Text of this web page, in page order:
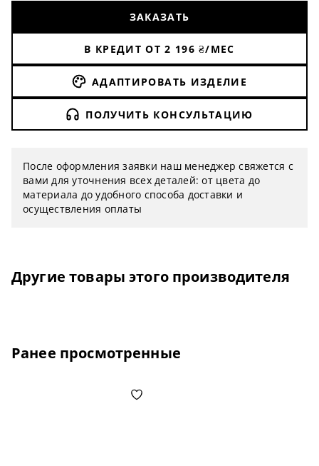
ЗАКАЗАТЬ
В КРЕДИТ ОТ 2 196 ₴/МЕС
АДАПТИРОВАТЬ ИЗДЕЛИЕ
ПОЛУЧИТЬ КОНСУЛЬТАЦИЮ
После оформления заявки наш менеджер свяжется с
вами для уточнения всех деталей: от цвета до
материала до удобного способа доставки и
осуществления оплаты
Другие товары этого производителя
Ранее просмотренные